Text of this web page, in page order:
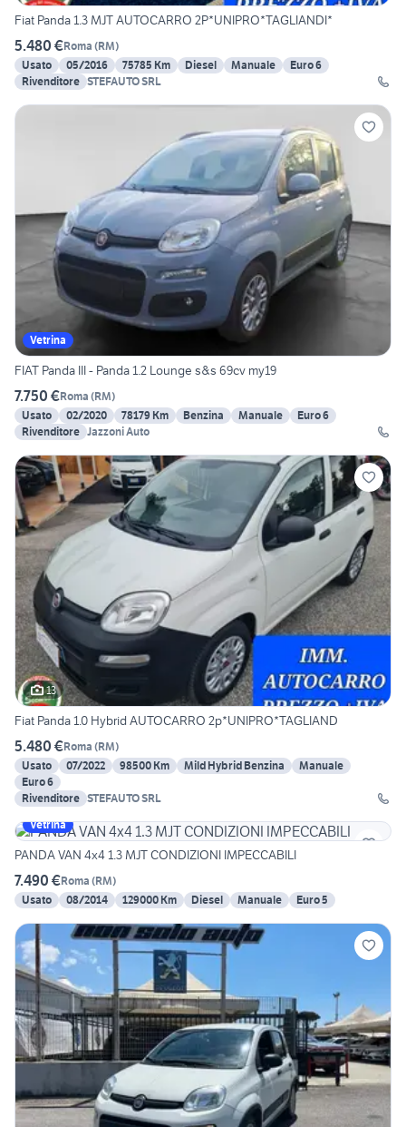
Fiat Panda 1.3 MJT AUTOCARRO 2P*UNIPRO*TAGLIANDI*
5.480 €Roma (RM)
Usato
05/2016 75785 Km Diesel Manuale
Euro 6
Rivenditore STEFAUTO SRL
Vetrina
FIAT Panda III - Panda 1.2 Lounge s&s 69cv my19
7.750 €Roma (RM)
Usato
02/2020 78179 Km Benzina Manuale
Euro 6
Rivenditore Jazzoni Auto
13
Fiat Panda 1.0 Hybrid AUTOCARRO 2p*UNIPRO*TAGLIAND
5.480 €Roma (RM)
Usato
07/2022 98500 Km Mild Hybrid Benzina
Manuale
Euro 6
Rivenditore STEFAUTO SRL
Vetrina
PANDA VAN 4x4 1.3 MJT CONDIZIONI IMPECCABILI
7.490 €Roma (RM)
Usato
08/2014 129000 Km Diesel Manuale Euro 5